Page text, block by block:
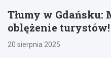
Tłumy w
oblężenie turystów!
20 sierpnia 2025